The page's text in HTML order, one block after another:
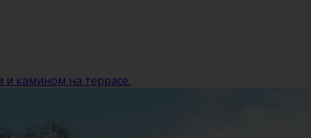
камином на террасе.